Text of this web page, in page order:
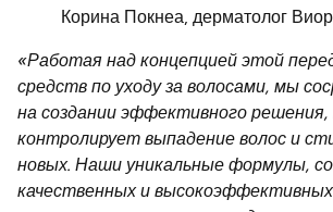
Корина Покнеа, дерматолог
«Работая над концепцией этой
средств по уходу за волосами, мы
на создании эффективного
контролирует выпадение волос и
новых. Наши уникальные формулы,
качественных и